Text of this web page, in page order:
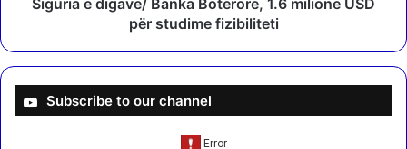
s
m
B
për studime fizibiliteti
Subscribe to our channel